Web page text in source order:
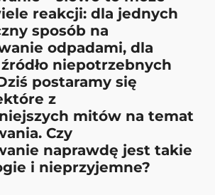
reakcji: dla jednych
sposób na
odpadami, dla
niepotrzebnych
postaramy się
z
mitów na temat
Czy
naprawdę jest takie
i nieprzyjemne?